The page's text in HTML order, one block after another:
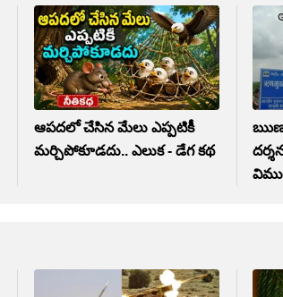
ఆపదలో చేసిన మేలు ఎప్పటికీ
మర్చిపోకూడదు.. ఎలుక - డేగ కథ
ఋణ